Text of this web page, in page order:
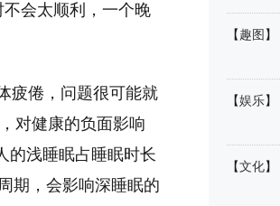
会太顺利，一个晚
疲倦，问题很可能就
对健康的负面影响
的浅睡眠占睡眠时长
期，会影响深睡眠的
【趣图 】
【娱乐】
【文化】